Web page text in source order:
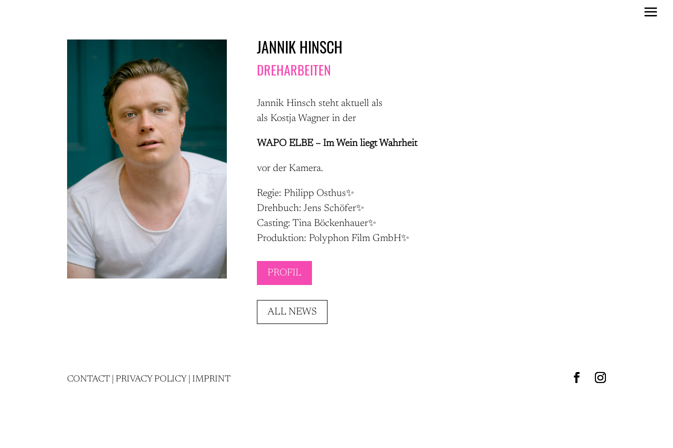
JANNIK HINSCH
DREHARBEITEN
Jannik Hinsch steht aktuell als
als Kostja Wagner in der
WAPO ELBE – Im Wein liegt Wahrheit
vor der Kamera.
Regie: Philipp Osthus✨
Drehbuch: Jens Schöfer✨
Casting: Tina Böckenhauer✨
Produktion: Polyphon Film GmbH✨
PROFIL
ALL NEWS
CONTACT |PRIVACY POLICY |IMPRINT